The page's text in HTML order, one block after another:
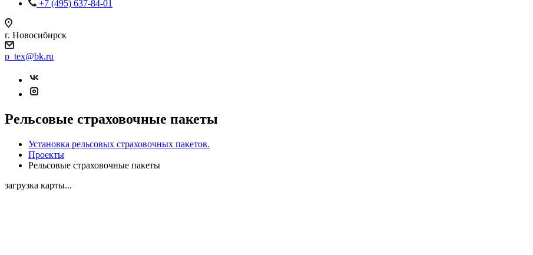
+7 (495) 637-84-01
г. Новосибирск
p_tex@bk.ru
Рельсовые страховочные пакеты
Установка рельсовых страховочных пакетов.
Проекты
Рельсовые страховочные пакеты
загрузка карты...